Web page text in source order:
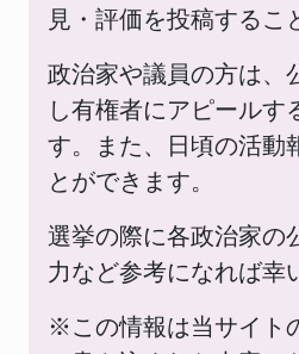
見・評価を投稿するこ
政治家や議員の方は、
し有権者にアピールす
す。また、日頃の活動
とができます。
選挙の際に各政治家の
力など参考になれば幸
※この情報は当サイト